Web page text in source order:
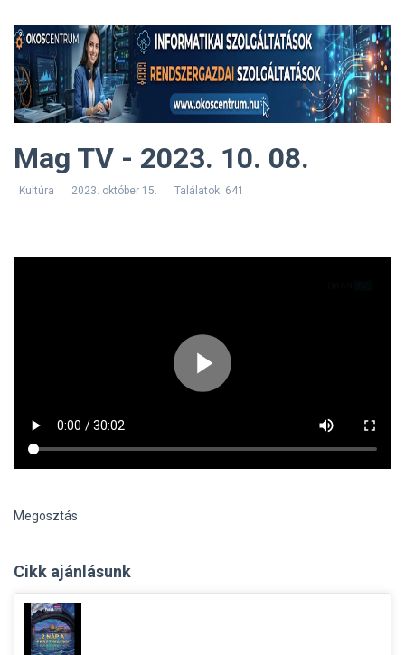
Mag TV - 2023. 10. 08.
Kultúra 2023. október 15. Találatok: 641
Megosztás
Cikk ajánlásunk